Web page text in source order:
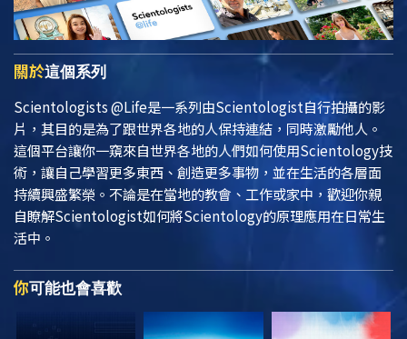
關於這個系列
Scientologists @Life是一系列由Scientologist自行拍攝的影
片，其目的是為了跟世界各地的人保持連結，同時激勵他人。
這個平台讓你一窺來自世界各地的人們如何使用Scientology技
術，讓自己學習更多東西、創造更多事物，並在生活的各層面
持續興盛繁榮。不論是在當地的教會、工作或家中，歡迎你親
自瞭解Scientologist如何將Scientology的原理應用在日常生
活中。
你可能也會喜歡